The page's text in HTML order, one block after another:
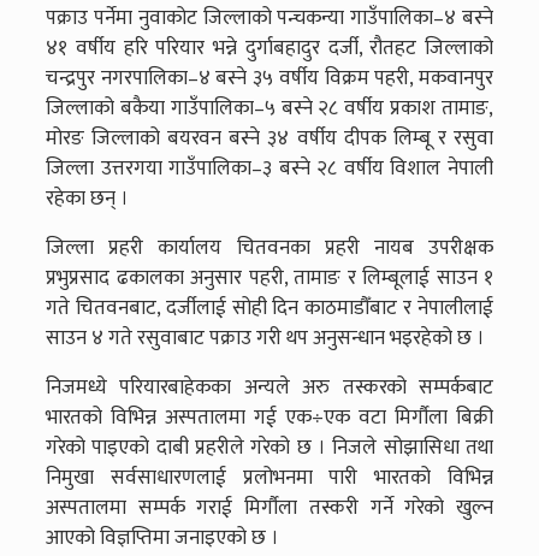
पक्राउ पर्नेमा नुवाकोट जिल्लाको पन्चकन्या गाउँपालिका–४ बस्ने
४१ वर्षीय हरि परियार भन्ने दुर्गाबहादुर दर्जी, रौतहट जिल्लाको
चन्द्रपुर नगरपालिका–४ बस्ने ३५ वर्षीय विक्रम पहरी, मकवानपुर
जिल्लाको बकैया गाउँपालिका–५ बस्ने २८ वर्षीय प्रकाश तामाङ,
मोरङ जिल्लाको बयरवन बस्ने ३४ वर्षीय दीपक लिम्बू र रसुवा
जिल्ला उत्तरगया गाउँपालिका–३ बस्ने २८ वर्षीय विशाल नेपाली
रहेका छन् ।
जिल्ला प्रहरी कार्यालय चितवनका प्रहरी नायब उपरीक्षक
प्रभुप्रसाद ढकालका अनुसार पहरी, तामाङ र लिम्बूलाई साउन १
गते चितवनबाट, दर्जीलाई सोही दिन काठमाडौँबाट र नेपालीलाई
साउन ४ गते रसुवाबाट पक्राउ गरी थप अनुसन्धान भइरहेको छ ।
निजमध्ये परियारबाहेकका अन्यले अरु तस्करको सम्पर्कबाट
भारतको विभिन्न अस्पतालमा गई एक÷एक वटा मिर्गौला बिक्री
गरेको पाइएको दाबी प्रहरीले गरेको छ । निजले सोझासिधा तथा
निमुखा सर्वसाधारणलाई प्रलोभनमा पारी भारतको विभिन्न
अस्पतालमा सम्पर्क गराई मिर्गौला तस्करी गर्ने गरेको खुल्न
आएको विज्ञप्तिमा जनाइएको छ ।